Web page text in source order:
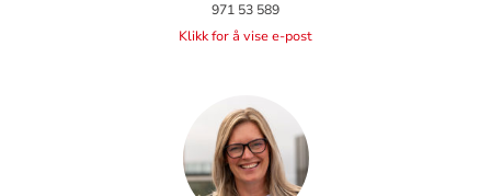
971 53 589
Klikk for å vise e-post